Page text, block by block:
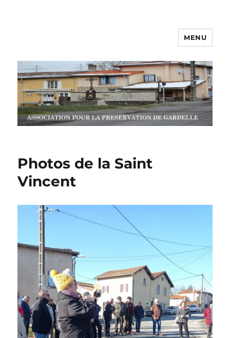
MENU
Photos de la Saint
Vincent